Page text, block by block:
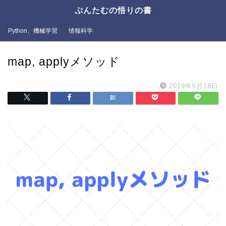
ぷんたむの悟りの書
Python、機械学習 情報科学
map, applyメソッド
2019年5月18日